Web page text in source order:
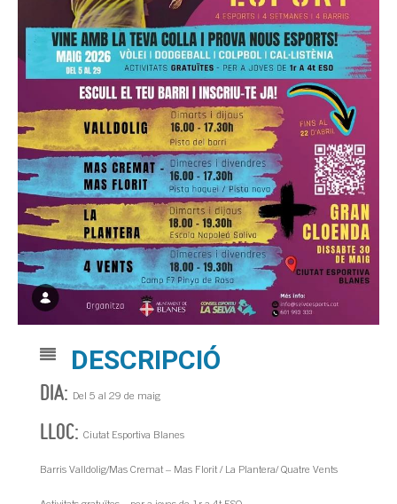
DESCRIPCIÓ
DIA: Del 5 al 29 de maig
LLOC: Ciutat Esportiva Blanes
Barris Valldolig/Mas Cremat – Mas Florit / La Plantera/ Quatre Vents